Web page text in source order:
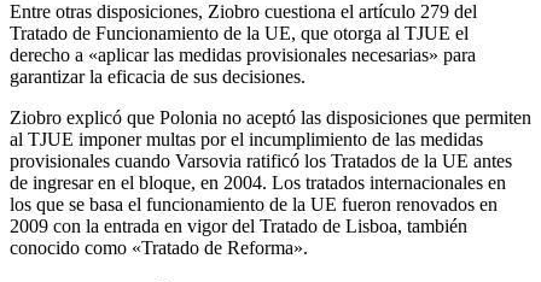
Entre otras disposiciones, Ziobro cuestiona el artículo 279 del
Tratado de Funcionamiento de la UE, que otorga al TJUE el
derecho a «aplicar las medidas provisionales necesarias» para
garantizar la eficacia de sus decisiones.
Ziobro explicó que Polonia no aceptó las disposiciones que permiten
al TJUE imponer multas por el incumplimiento de las medidas
provisionales cuando Varsovia ratificó los Tratados de la UE antes
de ingresar en el bloque, en 2004. Los tratados internacionales en
los que se basa el funcionamiento de la UE fueron renovados en
2009 con la entrada en vigor del Tratado de Lisboa, también
conocido como «Tratado de Reforma».